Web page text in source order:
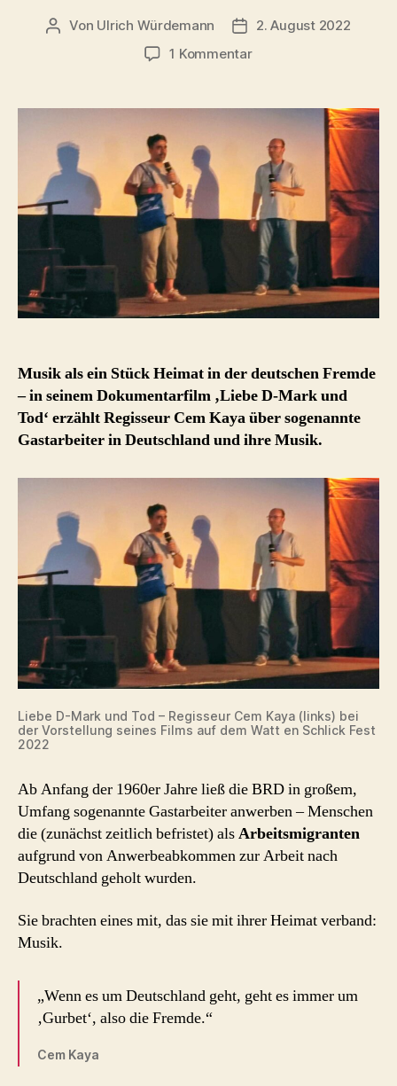
Beitragsautor
Von Ulrich Würdemann Beitragsdatum
2. August 2022
1 Kommentarzu
Mark
Tod
(Kaya
2022)
Musik als ein Stück Heimat in der deutschen Fremde
– in seinem Dokumentarfilm ‚Liebe D-Mark und
Tod‘ erzählt Regisseur Cem Kaya über sogenannte
Gastarbeiter in Deutschland und ihre Musik.
Liebe D-Mark und Tod – Regisseur Cem Kaya (links) bei
der Vorstellung seines Films auf dem Watt en Schlick Fest
2022
Ab Anfang der 1960er Jahre ließ die BRD in großem,
Umfang sogenannte Gastarbeiter anwerben – Menschen
die (zunächst zeitlich befristet) alsArbeitsmigranten
aufgrund von Anwerbeabkommen zur Arbeit nach
Deutschland geholt wurden.
Sie brachten eines mit, das sie mit ihrer Heimat verband:
Musik.
„Wenn es um Deutschland geht, geht es immer um
‚Gurbet‘, also die Fremde.“
Cem Kaya